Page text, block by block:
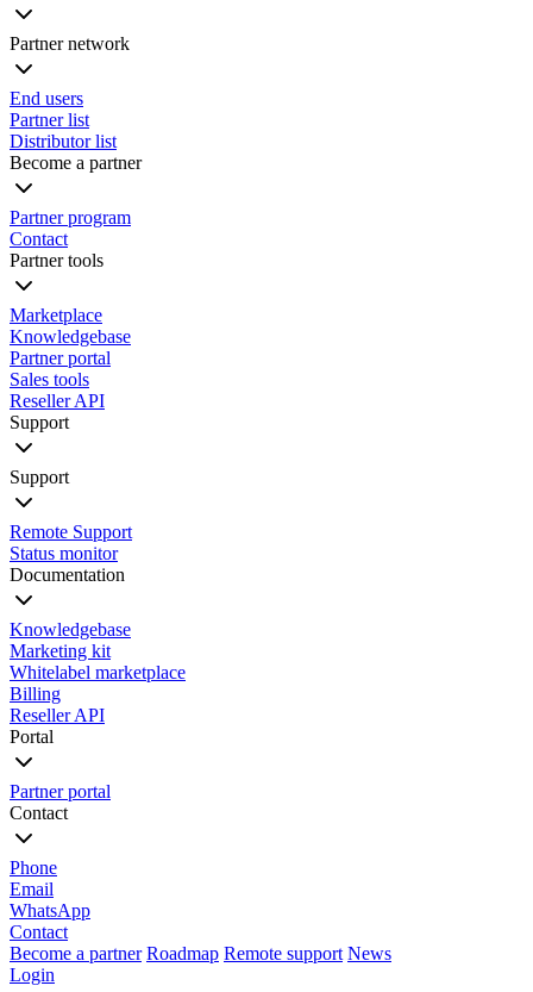
Partner network
End users
Partner list
Distributor list
Become a partner
Partner program
Contact
Partner tools
Marketplace
Knowledgebase
Partner portal
Sales tools
Reseller API
Support
Support
Remote Support
Status monitor
Documentation
Knowledgebase
Marketing kit
Whitelabel marketplace
Billing
Reseller API
Portal
Partner portal
Contact
Phone
Email
WhatsApp
Contact
Become a partner Roadmap Remote support News
Login